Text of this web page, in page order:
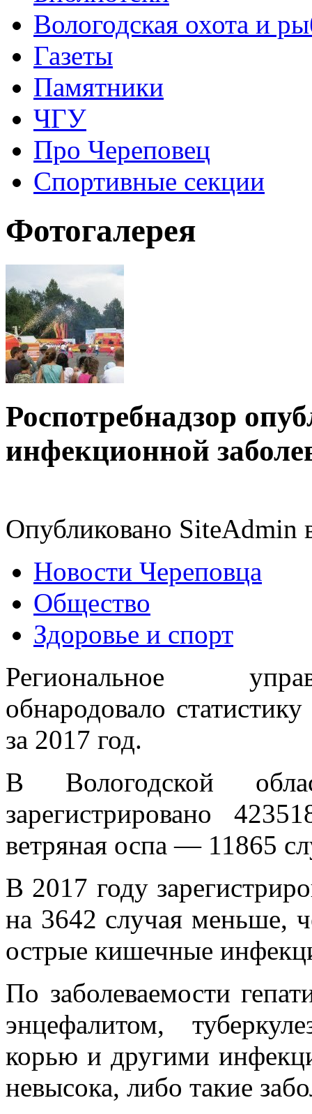
Вологодская охота и
Газеты
Памятники
ЧГУ
Про Череповец
Спортивные секции
Фотогалерея
Роспотребнадзор
инфекционной
Опубликовано SiteAdmin
Новости Череповца
Общество
Здоровье и спорт
Региональное
обнародовало
за 2017 год.
В Вологодской
зарегистрировано
ветряная оспа — 11865
В 2017 году
на 3642 случая меньше,
острые кишечные
По заболеваемости
энцефалитом,
корью и другими
невысока, либо такие